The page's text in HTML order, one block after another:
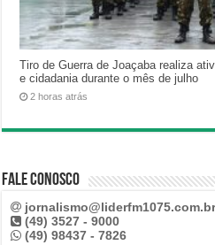
Tiro de Guerra de Joaçaba realiza
e cidadania durante o mês de julho
2 horas atrás
Fale Conosco
(49) 3527 - 9000
(49) 98437 - 7826